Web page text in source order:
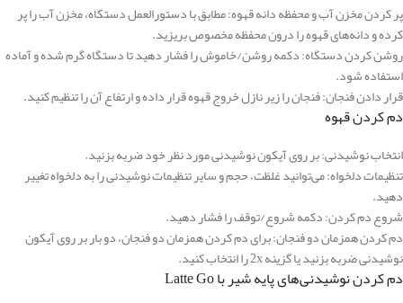
پر کردن مخزن آب و محفظه دانه قهوه: مطابق با دستورالعمل دستگاه، مخزن آب را پر
کرده و دانه‌های قهوه را درون محفظه مخصوص بریزید.
روشن کردن دستگاه: دکمه روشن/خاموش را فشار دهید تا دستگاه گرم شده و آماده
استفاده شود.
قرار دادن فنجان: فنجان را زیر نازل خروج قهوه قرار داده و ارتفاع آن را تنظیم کنید.
دم کردن قهوه
انتخاب نوشیدنی: بر روی آیکون نوشیدنی مورد نظر خود ضربه بزنید.
تنظیمات دلخواه: می‌توانید غلظت، حجم و سایر تنظیمات نوشیدنی را به دلخواه تغییر
دهید.
شروع دم کردن: دکمه شروع/توقف را فشار دهید.
دم کردن همزمان دو فنجان: برای دم کردن همزمان دو فنجان، دو بار بر روی آیکون
نوشیدنی ضربه بزنید یا گزینه 2x را انتخاب کنید.
دم کردن نوشیدنی‌های پایه شیر با Latte Go